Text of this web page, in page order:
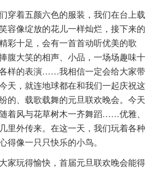
穿着五颜六色的服装，我们在台上载
容像绽放的花儿一样灿烂，接下来的
彩十足，会有一首首动听优美的歌
腹大笑的相声、小品，一场场趣味十
样的表演……我相信一定会给大家带
天，就连地球都在和我们一起庆祝这
的、载歌载舞的元旦联欢晚会。今天
着风与花草树木一齐舞蹈……优雅、
里外传来。在这一天，我们玩着各种
得像一只只快乐的小鸟。
家玩得愉快，首届元旦联欢晚会能得